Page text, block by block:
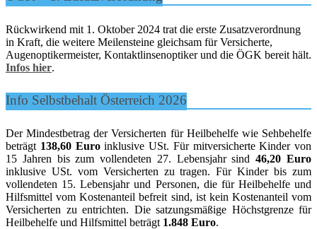
Rückwirkend mit 1. Oktober 2024 trat die erste Zusatzverordnung
in Kraft, die weitere Meilensteine gleichsam für Versicherte,
Augenoptikermeister, Kontaktlinsenoptiker und die ÖGK bereit hält.
Infos hier.
Info Selbstbehalt Österreich 2026
Der Mindestbetrag der Versicherten für Heilbehelfe wie Sehbehelfe
beträgt 138,60 Euroinklusive USt. Für mitversicherte Kinder von
15 Jahren bis zum vollendeten 27. Lebensjahr sind46,20 Euro
inklusive USt. vom Versicherten zu tragen. Für Kinder bis zum
vollendeten 15. Lebensjahr und Personen, die für Heilbehelfe und
Hilfsmittel vom Kostenanteil befreit sind, ist kein Kostenanteil vom
Versicherten zu entrichten. Die satzungsmäßige Höchstgrenze für
Heilbehelfe und Hilfsmittel beträgt 1.848 Euro.